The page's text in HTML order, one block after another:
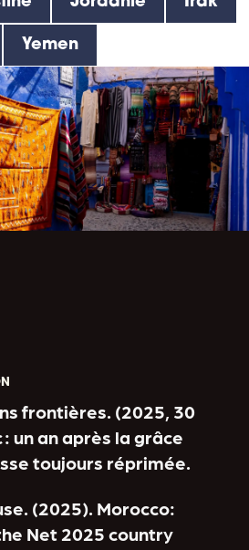
Yemen
frontières. (2025, 30
un an après la grâce
toujours réprimée.
(2025). Morocco:
Net 2025 country